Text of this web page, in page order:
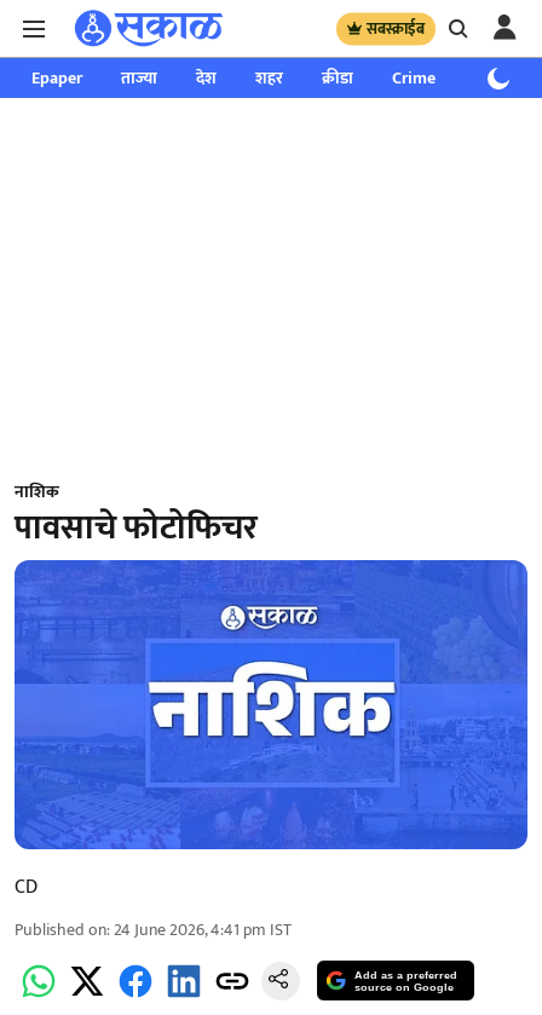
सबस्क्राईब
Epaper ताज्या देश शहर क्रीडा Crime साप्ताहिक
नाशिक
पावसाचे फोटोफिचर
CD
Published on:24 June 2026, 4:41 pm IST
Add as a preferred
source on Google